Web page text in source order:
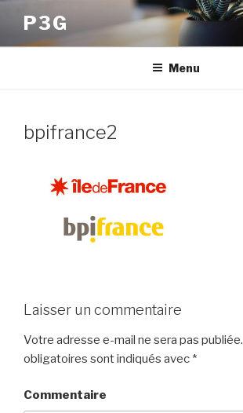
contenu
P3G
Menu
bpifrance2
Laisser un commentaire
Votre adresse e-mail ne sera pas publiée.
obligatoires sont indiqués avec *
Commentaire